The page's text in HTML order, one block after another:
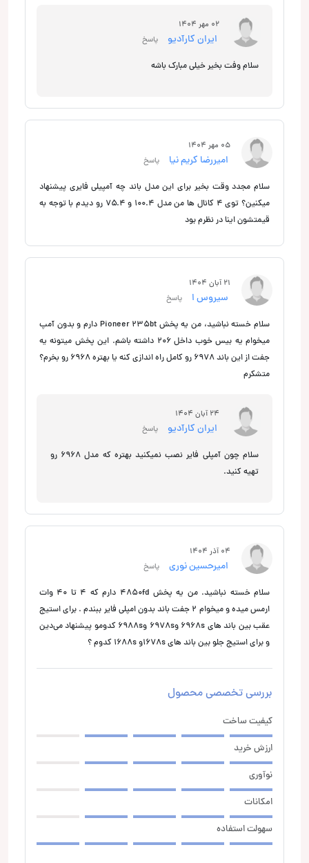
02 مهر 1404
ایران کارآدیو پاسخ
سلام وفت بخیر خیلی مبارک باشه
05 مهر 1404
امیررضا کریم نیا پاسخ
سلام مجدد وقت بخیر برای این مدل باند چه آمپیلی فایری پیشنهاد
میکنین؟ توی ۴ کانال ها من مدل ۱۰۰.۴ و ۷۵.۴ رو دیدم با توجه به
قیمتشون اینا در نظرم بود
21 آبان 1404
سیروس ا پاسخ
سلام خسته نباشید، من یه پخش Pioneer 235bt دارم و بدون آمپ
میخوام یه بیس خوب داخل 206 داشته باشم. این پخش میتونه یه
جفت از این باند 6978 رو کامل راه اندازی کنه یا بهتره 6968 رو بخرم؟
متشکرم
24 آبان 1404
ایران کارآدیو پاسخ
سلام چون آمپلی فایر نصب نمیکنید بهتره که مدل 6968 رو
تهیه کنید.
04 آذر 1404
امیرحسین نوری پاسخ
سلام خسته نباشید. من یه پخش 4850fd دارم که 4 تا 40 وات
ارمس میده و میخوام 2 جفت باند بدون امپلی فایر ببندم . برای استیج
عقب بین باند های 6968s و6978s و6988s کدومو پیشنهاد می‌دین
و برای استیج جلو بین باند های 1678sو 1688s کدوم ؟
بررسی تخصصی محصول
کیفیت ساخت
ارزش خرید
نوآوری
امکانات
سهولت استفاده